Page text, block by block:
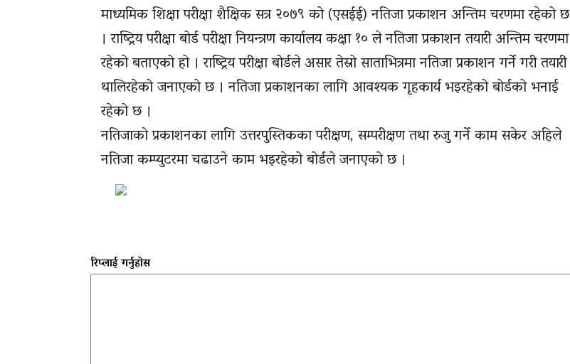
माध्यमिक शिक्षा परीक्षा शैक्षिक सत्र २०७९ को (एसईई) नतिजा प्रकाशन अन्तिम चरणमा रहेको छ
। राष्ट्रिय परीक्षा बोर्ड परीक्षा नियन्त्रण कार्यालय कक्षा १० ले नतिजा प्रकाशन तयारी अन्तिम चरणमा
रहेको बताएको हो । राष्ट्रिय परीक्षा बोर्डले असार तेस्रो साताभित्रमा नतिजा प्रकाशन गर्ने गरी तयारी
थालिरहेको जनाएको छ । नतिजा प्रकाशनका लागि आवश्यक गृहकार्य भइरहेको बोर्डको भनाई
रहेको छ ।
नतिजाको प्रकाशनका लागि उत्तरपुस्तिकका परीक्षण, सम्परीक्षण तथा रुजु गर्ने काम सकेर अहिले
नतिजा कम्प्युटरमा चढाउने काम भइरहेको बोर्डले जनाएको छ ।
रिप्लाई गर्नुहोस